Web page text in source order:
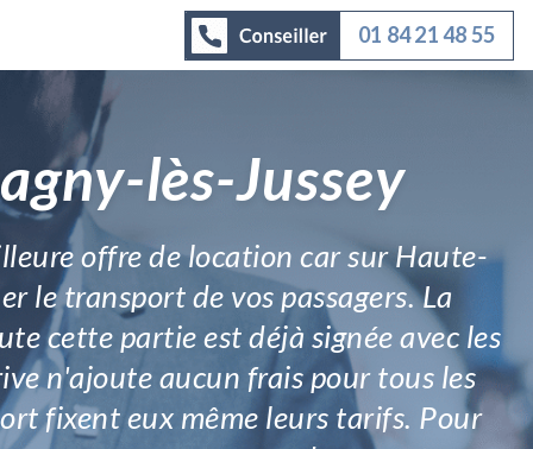
01 84 21 48 55
lès-Jussey
offre de location car sur Haute-
le transport de vos passagers. La
cette partie est déjà signée avec les
n'ajoute aucun frais pour tous les
fixent eux même leurs tarifs. Pour